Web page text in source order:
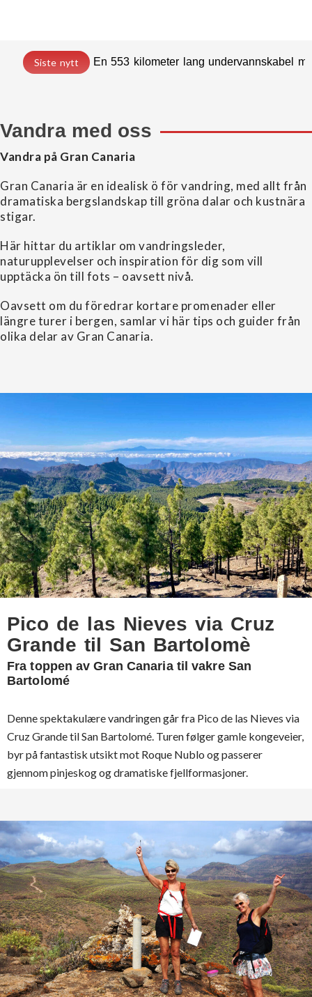
Siste nytt En 553 kilometer lang undervannskabel
Vandra med oss
Vandra på Gran Canaria
Gran Canaria är en idealisk ö för vandring, med allt från
dramatiska bergslandskap till gröna dalar och kustnära
stigar.
Här hittar du artiklar om vandringsleder,
naturupplevelser och inspiration för dig som vill
upptäcka ön till fots – oavsett nivå.
Oavsett om du föredrar kortare promenader eller
längre turer i bergen, samlar vi här tips och guider från
olika delar av Gran Canaria.
Pico de las Nieves via Cruz
Grande til San Bartolomè
Fra toppen av Gran Canaria til vakre San
Bartolomé
Denne spektakulære vandringen går fra Pico de las Nieves via
Cruz Grande til San Bartolomé. Turen følger gamle kongeveier,
byr på fantastisk utsikt mot Roque Nublo og passerer
gjennom pinjeskog og dramatiske fjellformasjoner.